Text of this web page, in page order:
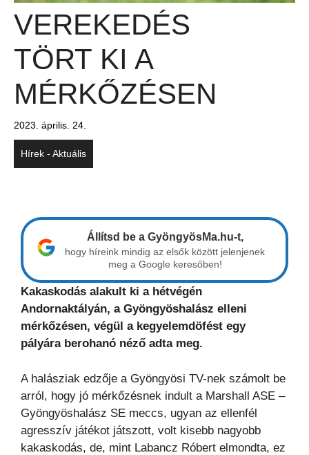
VEREKEDÉS
TÖRT KI A
MÉRKŐZÉSEN
2023. április. 24.
Hírek - Aktuális
Állítsd be a GyöngyösMa.hu-t,
hogy híreink mindig az elsők között jelenjenek
meg a Google keresőben!
Kakaskodás alakult ki a hétvégén
Andornaktályán, a Gyöngyöshalász elleni
mérkőzésen, végül a kegyelemdöfést egy
pályára berohanó néző adta meg.
A halásziak edzője a Gyöngyösi TV-nek számolt be
arról, hogy jó mérkőzésnek indult a Marshall ASE –
Gyöngyöshalász SE meccs, ugyan az ellenfél
agresszív játékot játszott, volt kisebb nagyobb
kakaskodás, de, mint Labancz Róbert elmondta, ez